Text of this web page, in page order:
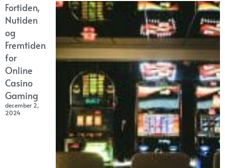
Fortiden,
Nutiden
og
Fremtiden
for
Online
Casino
Gaming
december 2,
2024